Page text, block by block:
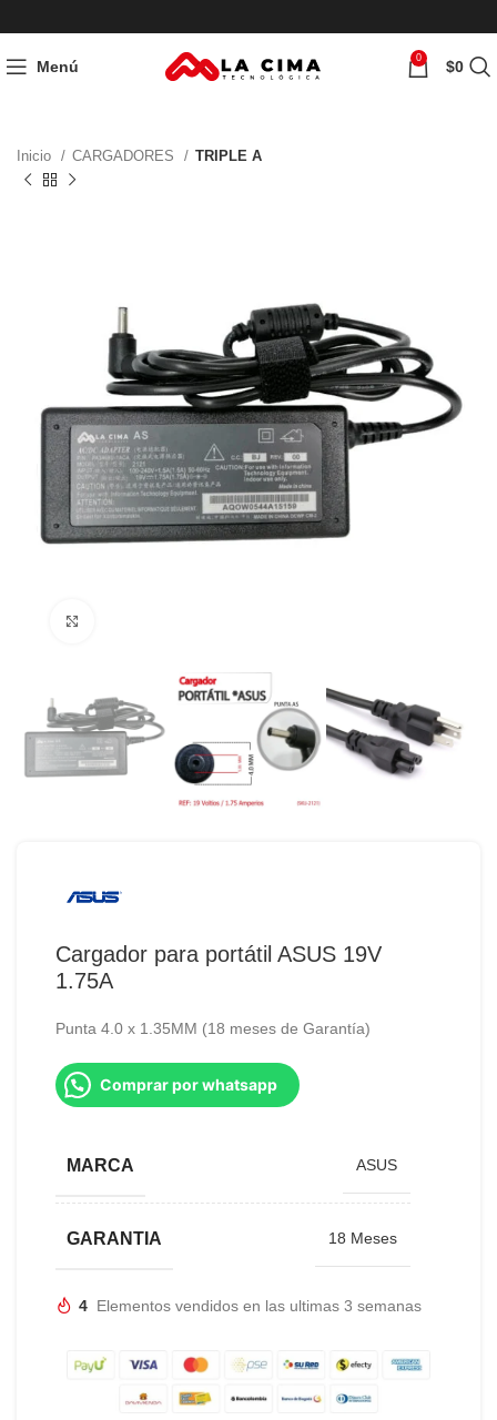
Menú 0 $0
Inicio CARGADORES TRIPLE A
Cargador para portátil ASUS 19V
1.75A
Punta 4.0 x 1.35MM (18 meses de Garantía)
Comprar por whatsapp
MARCA ASUS
GARANTIA 18 Meses
4 Elementos vendidos en las ultimas 3 semanas